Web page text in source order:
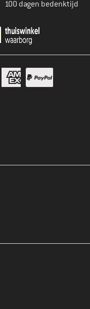
100 dagen bedenktijd
stap je